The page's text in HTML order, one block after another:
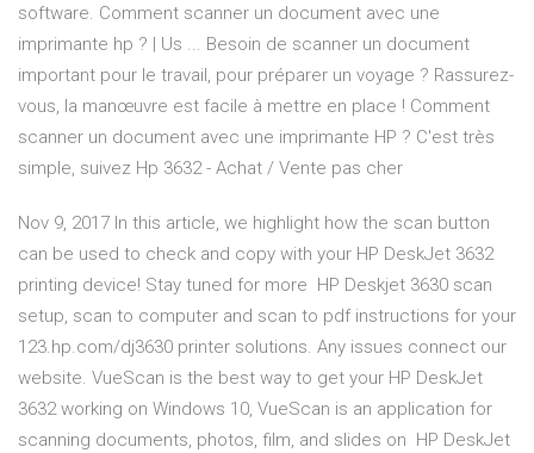
software. Comment scanner un document avec une
imprimante hp ? | Us ... Besoin de scanner un document
important pour le travail, pour préparer un voyage ? Rassurez-
vous, la manœuvre est facile à mettre en place ! Comment
scanner un document avec une imprimante HP ? C'est très
simple, suivez Hp 3632 - Achat / Vente pas cher
Nov 9, 2017 In this article, we highlight how the scan button
can be used to check and copy with your HP DeskJet 3632
printing device! Stay tuned for more HP Deskjet 3630 scan
setup, scan to computer and scan to pdf instructions for your
123.hp.com/dj3630 printer solutions. Any issues connect our
website. VueScan is the best way to get your HP DeskJet
3632 working on Windows 10, VueScan is an application for
scanning documents, photos, film, and slides on HP DeskJet